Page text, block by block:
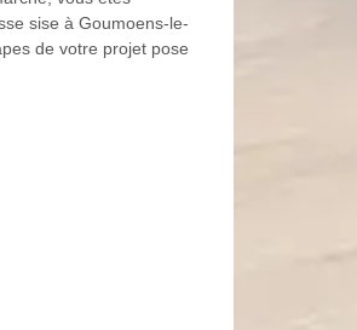
sise à Goumoens-le-
de votre projet pose